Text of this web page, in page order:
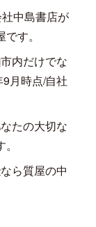
中島書店が
す。
内だけでな
9月時点/自社
たの大切な
ら質屋の中